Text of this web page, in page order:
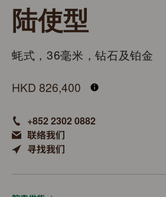
陆使型
蚝式，36毫米，钻石及铂金
HKD 826,400
+852 2302 0882
联络我们
寻找我们